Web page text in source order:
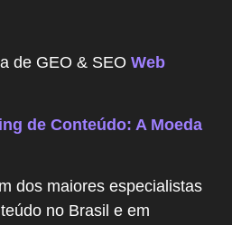
de GEO & SEO Web
de Conteúdo: A Moeda
dos maiores especialistas
no Brasil e em